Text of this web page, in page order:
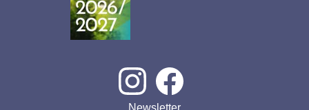
Newsletter